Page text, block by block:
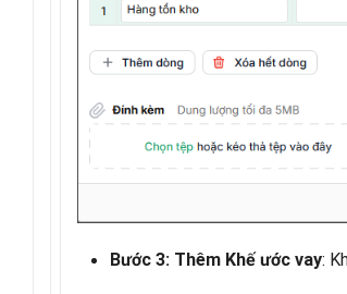
Bước 3: Thêm Khế ước vay: